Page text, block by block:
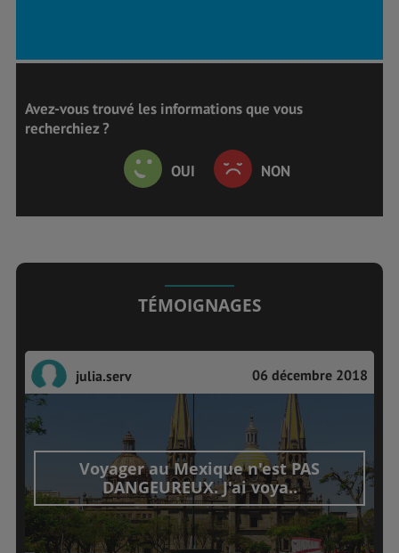
Avez-vous trouvé les informations que vous
recherchiez ?
OUI NON
TÉMOIGNAGES
julia.serv 06 décembre 2018
Voyager au Mexique n'est PAS
DANGEUREUX. J'ai voya..